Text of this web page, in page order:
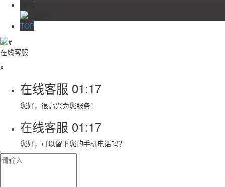
TOP
在线客服
x
在线客服 01:17
您好，很高兴为您服务！
在线客服 01:17
您好，可以留下您的手机电话吗？